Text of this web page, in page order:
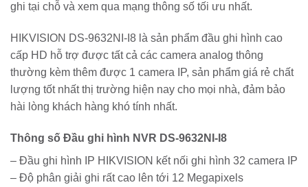
ghi tại chỗ và xem qua mạng thông số tối ưu nhất.
HIKVISION DS-9632NI-I8 là sản phẩm đầu ghi hình cao
cấp HD hỗ trợ được tất cả các camera analog thông
thường kèm thêm được 1 camera IP, sản phẩm giá rẻ chất
lượng tốt nhất thị trường hiện nay cho mọi nhà, đảm bảo
hài lòng khách hàng khó tính nhất.
Thông số Đầu ghi hình NVR DS-9632NI-I8
– Đầu ghi hình IP HIKVISION kết nối ghi hình 32 camera IP
– Độ phân giải ghi rất cao lên tới 12 Megapixels